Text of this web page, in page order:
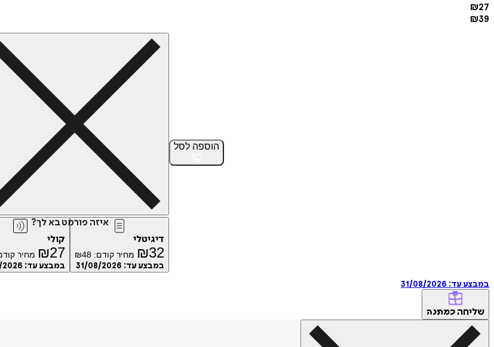
₪27
₪39
הוספה לסל
איזה פורמט בא לך?
דיגיטלי
₪32 מחיר קודם: ₪48
במבצע עד: 31/08/2026
קולי
₪27 מחיר
במבצע עד: 2026
במבצע עד: 31/08/2026
שליחה כמתנה